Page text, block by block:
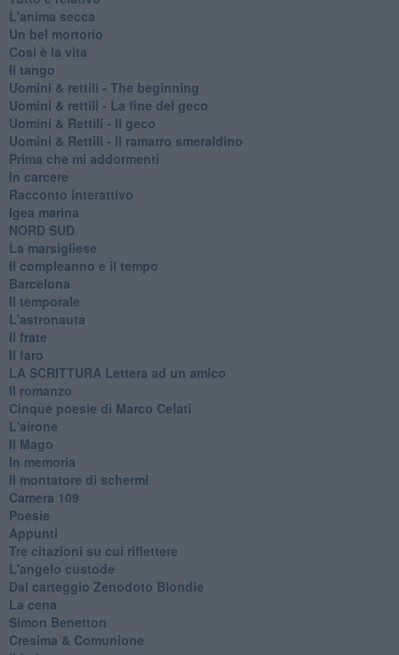
L'anima secca
Un bel mortorio
Cosi è la vita
Il tango
​Uomini & rettili - The beginning
​Uomini & rettili - La fine del geco
Uomini & Rettili - Il geco
Uomini & Rettili - Il ramarro smeraldino
Prima che mi addormenti
In carcere
Racconto interattivo
Igea marina
​NORD SUD
La marsigliese
Il compleanno e il tempo
Barcelona
Il temporale
L'astronauta
Il frate
Il faro
​LA SCRITTURA Lettera ad un amico
Il romanzo
Cinque poesie di Marco Celati
L'airone
Il Mago
In memoria
Il montatore di schermi
Camera 109
Poesie
Appunti
Tre citazioni su cui riflettere
L'angelo custode
Dal carteggio Zenodoto Blondie
La cena
Simon Benetton
Cresima & Comunione